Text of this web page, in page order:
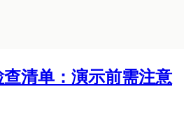
清单：演示前需注意